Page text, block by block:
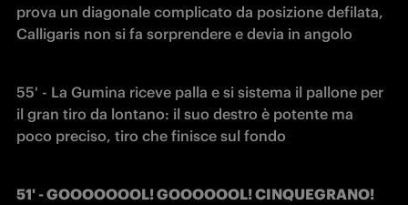
prova un diagonale complicato da posizione defilata,
Calligaris non si fa sorprendere e devia in angolo
55' - La Gumina riceve palla e si sistema il pallone per
il gran tiro da lontano: il suo destro è potente ma
poco preciso, tiro che finisce sul fondo
51' - GOOOOOOOL! GOOOOOOL! CINQUEGRANO!